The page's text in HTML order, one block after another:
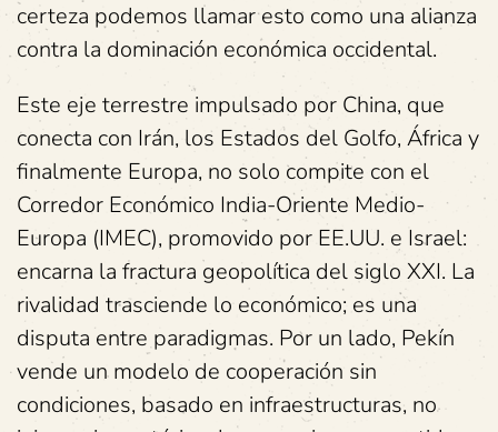
certeza podemos llamar esto como una alianza
contra la dominación económica occidental.
Este eje terrestre impulsado por China, que
conecta con Irán, los Estados del Golfo, África y
finalmente Europa, no solo compite con el
Corredor Económico India-Oriente Medio-
Europa (IMEC), promovido por EE.UU. e Israel:
encarna la fractura geopolítica del siglo XXI. La
rivalidad trasciende lo económico; es una
disputa entre paradigmas. Por un lado, Pekín
vende un modelo de cooperación sin
condiciones, basado en infraestructuras, no